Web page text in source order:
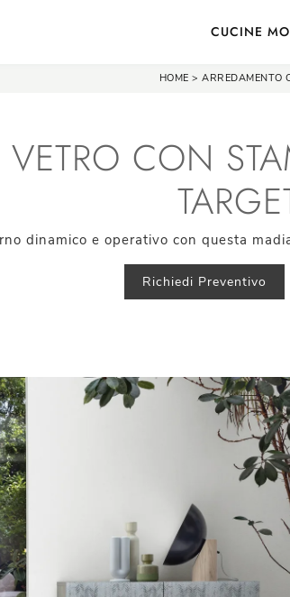
CUCINE
HOME >ARREDAMENTO
CON
dinamico e operativo con questa
Richiedi Preventivo